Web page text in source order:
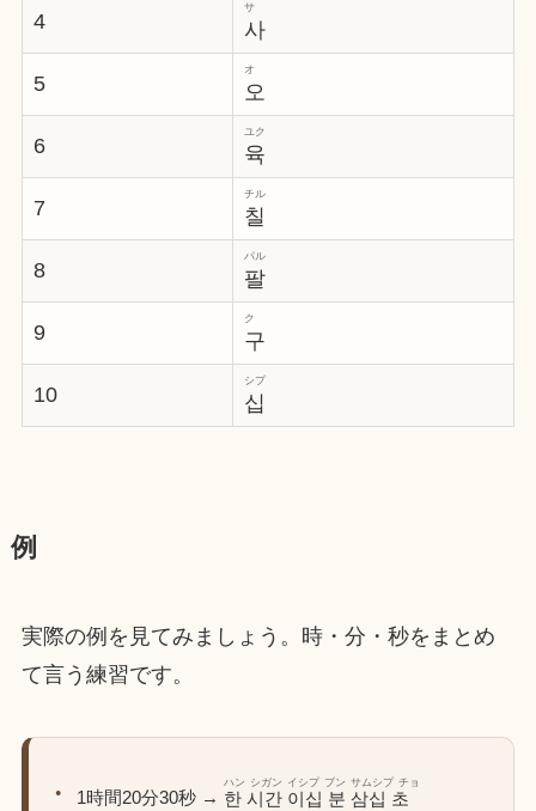
4 사
サ
5 오
オ
6 육
ユク
7 칠
チル
8 팔
パル
9 구
ク
10 십
シプ
例
実際の例を見てみましょう。時・分・秒をまとめ
て言う練習です。
1時間20分30秒 → 한 시간 이십 분 삼십 초
ハン シガン イシプ ブン サムシプ チョ